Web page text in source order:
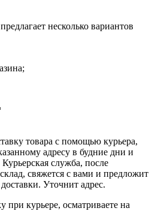
несколько вариантов
товара с помощью курьера,
адресу в будние дни и
служба, после
свяжется с вами и предложит
Уточнит адрес.
при курьере, осматриваете на